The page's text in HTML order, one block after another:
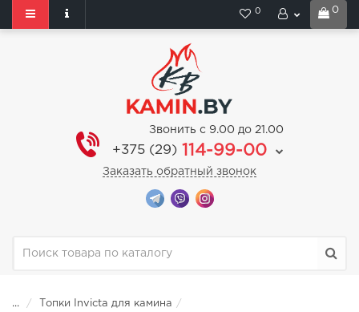
0
0
Звонить с 9.00 до 21.00
+375 (29) 114-99-00
Заказать обратный звонок
...
Топки Invicta для камина